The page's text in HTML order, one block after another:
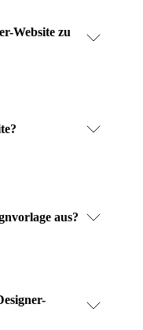
Website zu
aus?